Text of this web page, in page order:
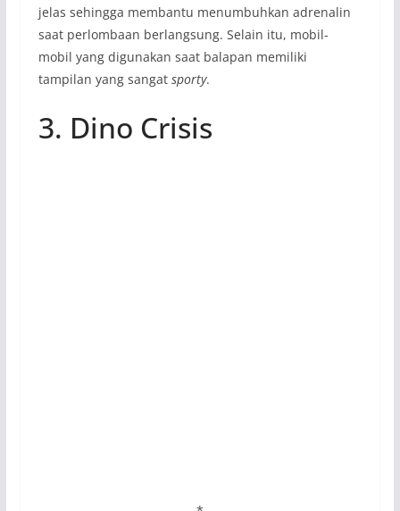
jelas sehingga membantu menumbuhkan adrenalin
saat perlombaan berlangsung. Selain itu, mobil-
mobil yang digunakan saat balapan memiliki
tampilan yang sangat sporty.
3. Dino Crisis